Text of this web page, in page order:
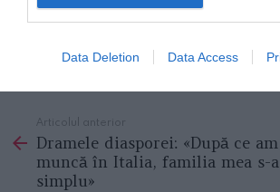
Data Deletion Data Access
cu cei de dinafară văd că nici măcar
more
Articolul anterior
Dramele diasporei: «După ce
muncă în Italia, familia mea s-
simplu»